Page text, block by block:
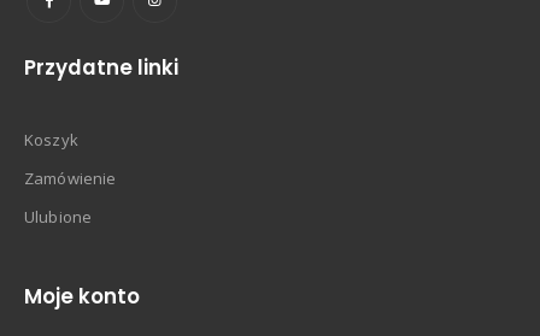
Przydatne linki
Koszyk
Zamówienie
Ulubione
Moje konto